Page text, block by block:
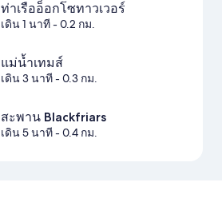
ท่าเรืออ็อกโซทาวเวอร์
เดิน 1 นาที- 0.2 กม.
แม่น้ำเทมส์
เดิน 3 นาที- 0.3 กม.
สะพาน Blackfriars
เดิน 5 นาที- 0.4 กม.